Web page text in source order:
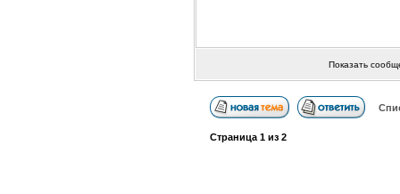
Показать
Страница 1из 2